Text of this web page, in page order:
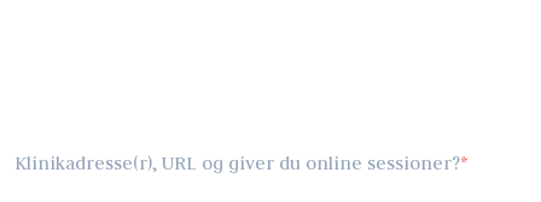
Klinikadresse(r), URL og giver du online sessioner?